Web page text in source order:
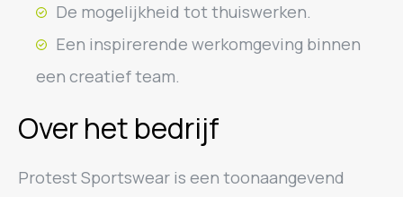
De mogelijkheid tot thuiswerken.
Een inspirerende werkomgeving binnen
een creatief team.
Over het bedrijf
Protest Sportswear is een toonaangevend